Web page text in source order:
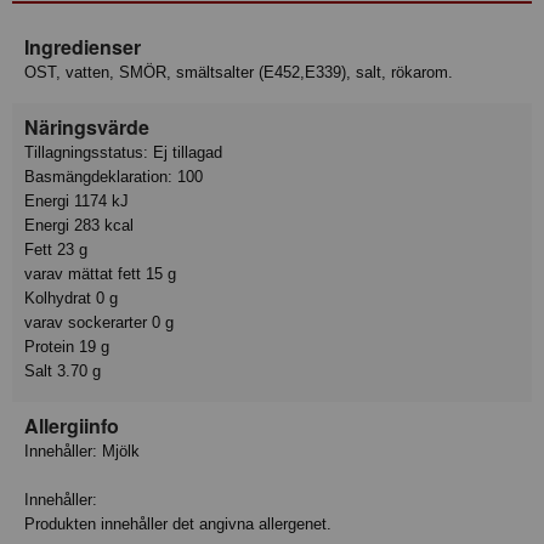
Ingredienser
OST, vatten, SMÖR, smältsalter (E452,E339), salt, rökarom.
Näringsvärde
Tillagningsstatus: Ej tillagad
Basmängdeklaration: 100
Energi 1174 kJ
Energi 283 kcal
Fett 23 g
varav mättat fett 15 g
Kolhydrat 0 g
varav sockerarter 0 g
Protein 19 g
Salt 3.70 g
Allergiinfo
Innehåller: Mjölk
Innehåller:
Produkten innehåller det angivna allergenet.